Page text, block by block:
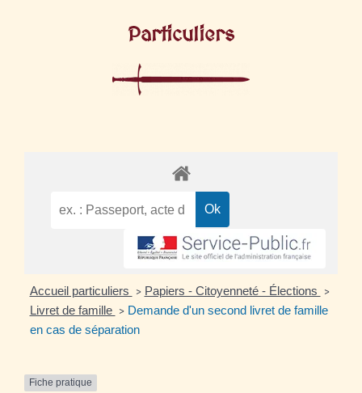
Particuliers
Accueil particuliers > Papiers - Citoyenneté - Élections >
Livret de famille > Demande d'un second livret de famille
en cas de séparation
Fiche pratique